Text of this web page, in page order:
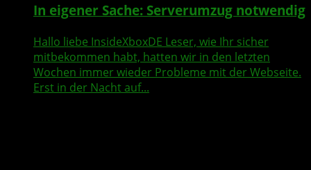
In eigener Sache: Serverumzug notwendig
Hallo liebe InsideXboxDE Leser, wie Ihr sicher
mitbekommen habt, hatten wir in den letzten
Wochen immer wieder Probleme mit der Webseite.
Erst in der Nacht auf...